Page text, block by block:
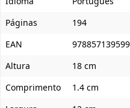
Páginas
194
EAN
Altura
18 cm
Comprimento
1.4 cm